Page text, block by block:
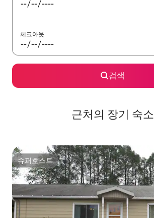
체크아웃
검색
근처의 장기 숙소
슈퍼호스트
슈퍼호스트